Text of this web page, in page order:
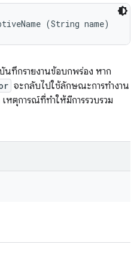
(String name)
นทึกรายงานข้อบกพร่อง หาก
จะกลับไปใช้ลักษณะการทำงาน
หตุการณ์ที่ทำให้มีการรวบรวม